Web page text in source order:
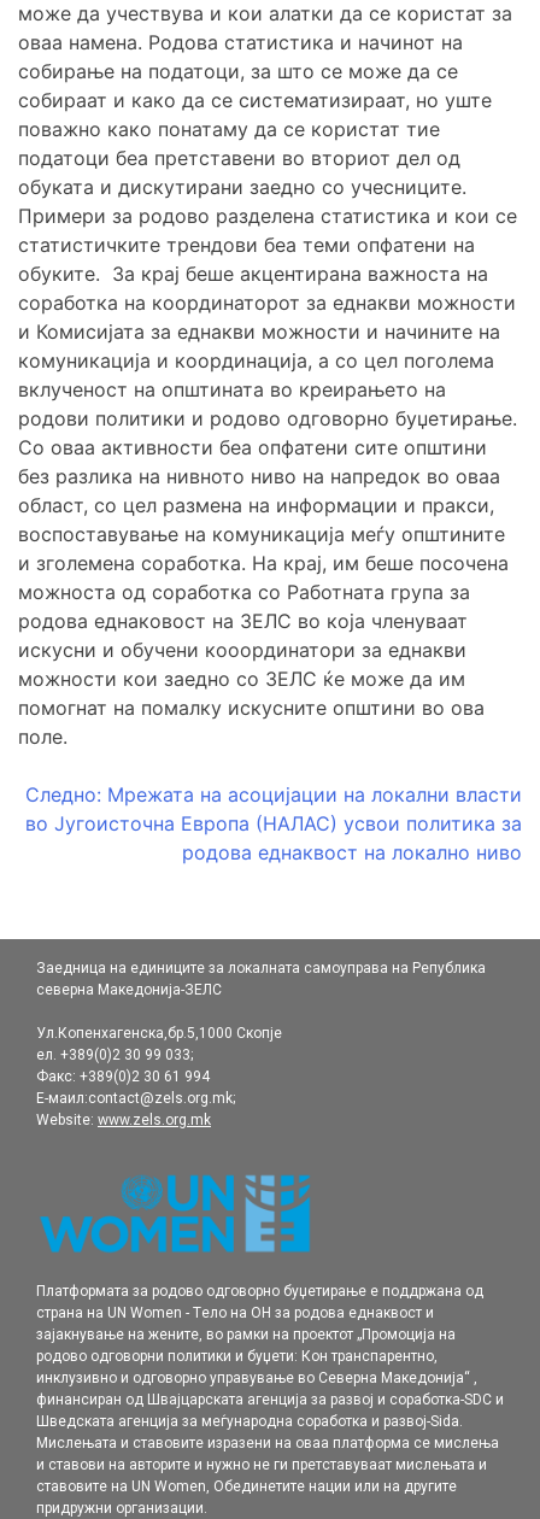
може да учествува и кои алатки да се користат за
оваа намена. Родова статистика и начинот на
собирање на податоци, за што се може да се
собираат и како да се систематизираат, но уште
поважно како понатаму да се користат тие
податоци беа претставени во вториот дел од
обуката и дискутирани заедно со учесниците.
Примери за родово разделена статистика и кои се
статистичките трендови беа теми опфатени на
обуките. За крај беше акцентирана важноста на
соработка на координаторот за еднакви можности
и Комисијата за еднакви можности и начините на
комуникација и координација, а со цел поголема
вклученост на општината во креирањето на
родови политики и родово одговорно буџетирање.
Со оваа активности беа опфатени сите општини
без разлика на нивното ниво на напредок во оваа
област, со цел размена на информации и пракси,
воспоставување на комуникација меѓу општините
и зголемена соработка. На крај, им беше посочена
можноста од соработка со Работната група за
родова еднаковост на ЗЕЛС во која членуваат
искусни и обучени кооординатори за еднакви
можности кои заедно со ЗЕЛС ќе може да им
помогнат на помалку искусните општини во ова
поле.
Навигација
на
Следно: Мрежата на асоцијации на локални власти
во Југоисточна Европа (НАЛАС) усвои политика за
родова еднаквост на локално ниво
Заедница на единиците за локалната самоуправа на Република
северна Македонија-ЗЕЛС
Ул.Копенхагенска,бр.5,1000 Скопје
ел. +389(0)2 30 99 033;
Факс: +389(0)2 30 61 994
Е-маил:contact@zels.org.mk;
Website: www.zels.org.mk
Платформата за родово одговорно буџетирање е поддржана од
страна на UN Women - Tело на ОН за родова еднаквост и
зајакнување на жените, во рамки нa проектот „Промоција на
родовo одговорни политики и буџети: Кон транспарентно,
инклузивно и одговорно управување во Северна Македонија“ ,
финансиран од Швајцарската агенција за развој и соработка-SDC и
Шведската агенција за меѓународна соработка и развој-Sida.
Мислењата и ставовите изразени на оваа платформа се мислења
и ставови на авторите и нужно не ги претставуваат мислењата и
ставовите на UN Women, Обединетите нации или на другите
придружни организации.